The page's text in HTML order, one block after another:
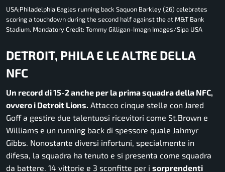
USA;Philadelphia Eagles running back Saquon Barkley (26) celebrates
scoring a touchdown during the second half against the at M&T Bank
Stadium. Mandatory Credit: Tommy Gilligan-Imagn Images/Sipa USA
DETROIT, PHILA E LE ALTRE DELLA
NFC
Un record di 15-2 anche per la prima squadra della NFC,
ovvero i Detroit Lions. Attacco cinque stelle con Jared
Goff a gestire due talentuosi ricevitori come St.Brown e
Williams e un running back di spessore quale Jahmyr
Gibbs. Nonostante diversi infortuni, specialmente in
difesa, la squadra ha tenuto e si presenta come squadra
da battere. 14 vittorie e 3 sconfitte per i sorprendenti